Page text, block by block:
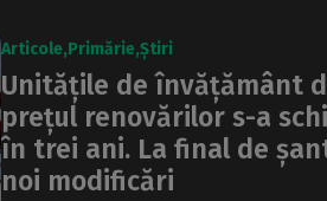
Articole Primărie Știri
Unitățile de învățământ
prețul renovărilor s-a
în trei ani. La final de
noi modificări